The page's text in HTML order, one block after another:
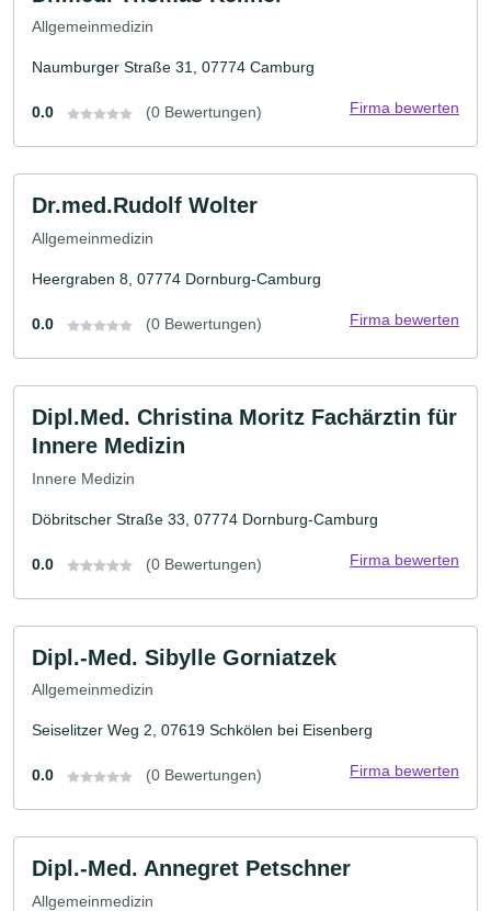
Allgemeinmedizin
Naumburger Straße 31, 07774 Camburg
0.0 (0 Bewertungen) Firma bewerten
Dr.med.Rudolf Wolter
Allgemeinmedizin
Heergraben 8, 07774 Dornburg-Camburg
0.0 (0 Bewertungen) Firma bewerten
Dipl.Med. Christina Moritz Fachärztin für
Innere Medizin
Innere Medizin
Döbritscher Straße 33, 07774 Dornburg-Camburg
0.0 (0 Bewertungen) Firma bewerten
Dipl.-Med. Sibylle Gorniatzek
Allgemeinmedizin
Seiselitzer Weg 2, 07619 Schkölen bei Eisenberg
0.0 (0 Bewertungen) Firma bewerten
Dipl.-Med. Annegret Petschner
Allgemeinmedizin